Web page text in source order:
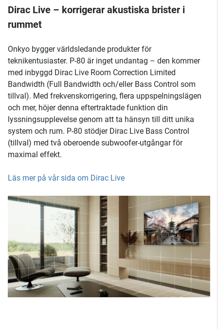
Dirac Live – korrigerar akustiska brister i
rummet
Onkyo bygger världsledande produkter för
teknikentusiaster. P-80 är inget undantag – den kommer
med inbyggd Dirac Live Room Correction Limited
Bandwidth (Full Bandwidth och/eller Bass Control som
tillval). Med frekvenskorrigering, flera uppspelningslägen
och mer, höjer denna eftertraktade funktion din
lyssningsupplevelse genom att ta hänsyn till ditt unika
system och rum. P-80 stödjer Dirac Live Bass Control
(tillval) med två oberoende subwoofer-utgångar för
maximal effekt.
Läs mer på vår sida om Dirac Live